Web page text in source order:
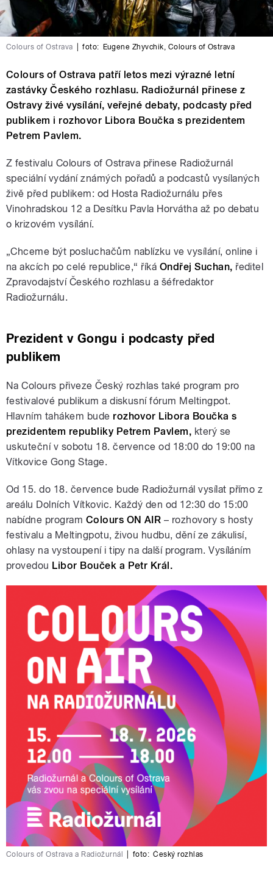
Colours of Ostrava foto: Eugene Zhyvchik Colours of Ostrava
Colours of Ostrava patří letos mezi výrazné letní
zastávky Českého rozhlasu. Radiožurnál přinese z
Ostravy živé vysílání, veřejné debaty, podcasty před
publikem i rozhovor Libora Boučka s prezidentem
Petrem Pavlem.
Z festivalu Colours of Ostrava přinese Radiožurnál
speciální vydání známých pořadů a podcastů vysílaných
živě před publikem: od Hosta Radiožurnálu přes
Vinohradskou 12 a Desítku Pavla Horvátha až po debatu
o krizovém vysílání.
„Chceme být posluchačům nablízku ve vysílání, online i
na akcích po celé republice,“ říká Ondřej Suchan, ředitel
Zpravodajství Českého rozhlasu a šéfredaktor
Radiožurnálu.
Prezident v Gongu i podcasty před
publikem
Na Colours přiveze Český rozhlas také program pro
festivalové publikum a diskusní fórum Meltingpot.
Hlavním tahákem bude rozhovor Libora Boučka s
prezidentem republiky Petrem Pavlem, který se
uskuteční v sobotu 18. července od 18:00 do 19:00 na
Vítkovice Gong Stage.
Od 15. do 18. července bude Radiožurnál vysílat přímo z
areálu Dolních Vítkovic. Každý den od 12:30 do 15:00
nabídne program Colours ON AIR – rozhovory s hosty
festivalu a Meltingpotu, živou hudbu, dění ze zákulisí,
ohlasy na vystoupení i tipy na další program. Vysíláním
provedou Libor Bouček a Petr Král.
Colours of Ostrava a Radiožurnál foto: Český rozhlas